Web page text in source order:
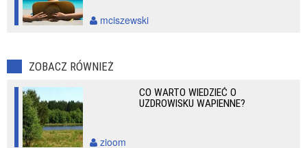
mciszewski
ZOBACZ RÓWNIEŻ
CO WARTO WIEDZIEĆ O
UZDROWISKU WAPIENNE?
zioom